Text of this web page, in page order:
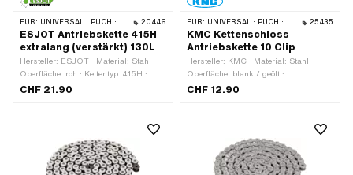
FÜR: UNIVERSAL · PUCH · SACHS · PONY / CILO (BETA 521 & 512) · ZÜNDAPP BELMONDO · TOMOS · BYE BIKE 20446
ESJOT Antriebskette 415H
extralang (verstärkt) 130L
Hersteller: ESJOT · Material: Stahl ·
Oberfläche: roh · Kettentyp: 415H ·
Anzahl Kettenglieder: 130 Stk. ·
CHF 21.90
FÜR: UNIVERSAL · PUCH · SACHS · PONY / CILO (BETA 521 & 512) · ZÜNDAPP BELMONDO · TOMOS · BYE BIKE 25435
KMC Kettenschloss
Antriebskette 10 Clip
Hersteller: KMC · Material: Stahl ·
Oberfläche: blank / geölt ·
Kettenteilung: 1/2" x 3/16" · Kettentyp:
Ø Bohrung: 4.02 mm · Ø Stift: 3.9 mm
CHF 12.90